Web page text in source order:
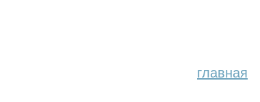
главная